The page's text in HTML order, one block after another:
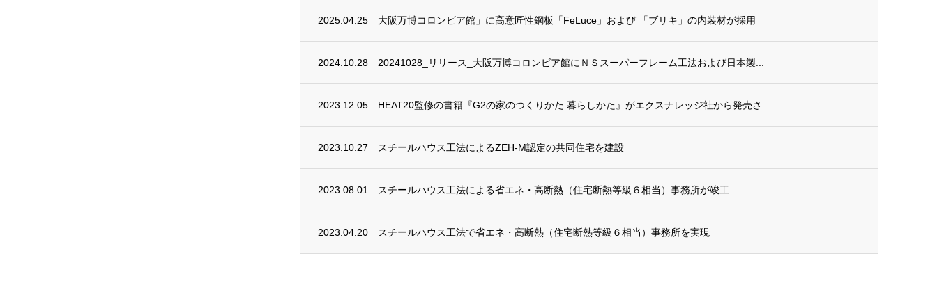
2025.04.25 大阪万博コロンビア館」に高意匠性鋼板「FeLuce」および 「ブリキ」の内装材が採用
2024.10.28 20241028_リリース_大阪万博コロンビア館にＮＳスーパーフレーム工法および日本製...
2023.12.05 HEAT20監修の書籍『G2の家のつくりかた 暮らしかた』がエクスナレッジ社から発売さ...
2023.10.27 スチールハウス工法によるZEH-M認定の共同住宅を建設
2023.08.01 スチールハウス工法による省エネ・高断熱（住宅断熱等級６相当）事務所が竣工
2023.04.20 スチールハウス工法で省エネ・高断熱（住宅断熱等級６相当）事務所を実現